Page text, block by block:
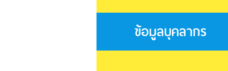
ข้อมูลบุคลากร